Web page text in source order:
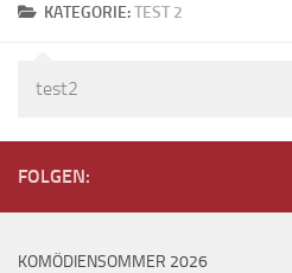
KATEGORIE:TEST 2
test2
FOLGEN:
KOMÖDIENSOMMER 2026